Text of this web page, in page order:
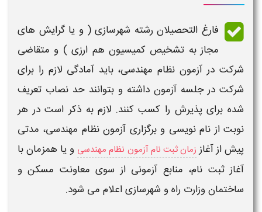
فارغ التحصیلان رشته شهرسازی( و یا گرایش های
مجاز به تشخیص کمیسیون هم ارزی ) و متقاضی
شرکت در آزمون نظام مهندسی، باید آمادگی لازم را برای
شرکت در جلسه آزمون داشته و بتوانند حد نصاب تعریف
شده برای پذیرش را کسب کنند. لازم به ذکر است در هر
نوبت از نام نویسی و برگزاری آزمون نظام مهندسی، مدتی
پیش از آغاز زمان ثبت نام آزمون نظام مهندسی و یا همزمان با
آغاز ثبت نام، منابع آزمونی از سوی معاونت مسکن و
ساختمان وزارت راه و شهرسازی اعلام می شود.